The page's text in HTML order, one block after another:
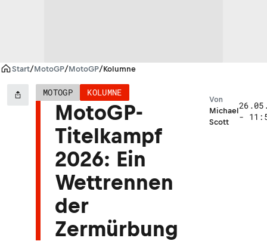
Start/MotoGP/MotoGP/Kolumne
MOTOGP KOLUMNE
MotoGP-
Titelkampf
2026: Ein
Wettrennen
der
Zermürbung
Michael
Scott
Von
-